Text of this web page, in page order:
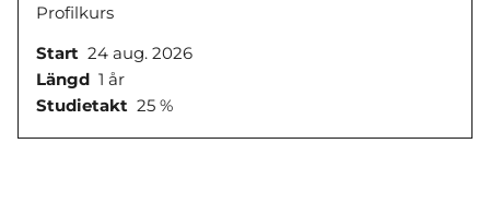
Profilkurs
Start 24 aug. 2026
Längd 1 år
Studietakt 25 %